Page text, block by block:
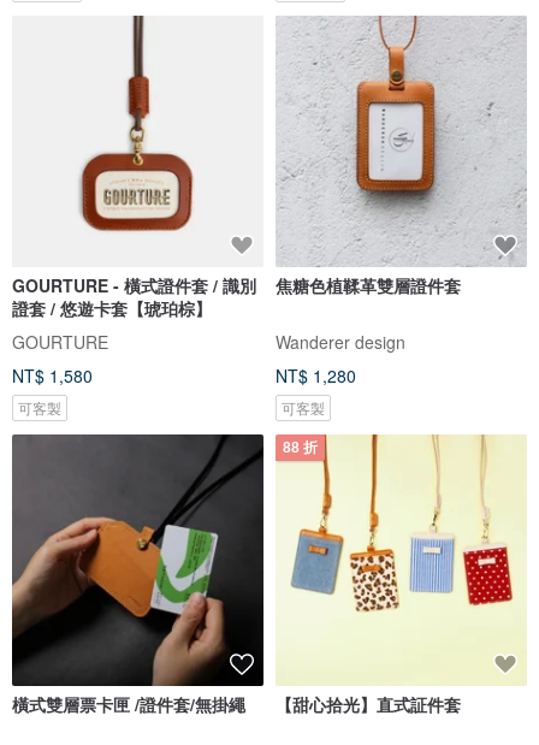
GOURTURE - 橫式證件套 / 識別
證套 / 悠遊卡套【琥珀棕】
GOURTURE
NT$ 1,580
可客製
焦糖色植鞣革雙層證件套
Wanderer design
NT$ 1,280
可客製
橫式雙層票卡匣 /證件套/無掛繩
88 折
【甜心拾光】直式証件套